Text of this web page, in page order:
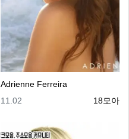
Adrienne Ferreira
등록자
18모아
등록일
11.02